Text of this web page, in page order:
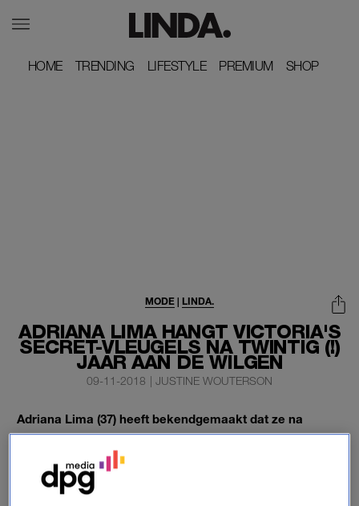
HOME
HOME TRENDING
TRENDING LIFESTYLE
LIFESTYLE PREMIUM
PREMIUM SHOP
SHOP
ADRIANA LIMA HANGT VICTORIA'S
SECRET-VLEUGELS NA TWINTIG (!)
JAAR AAN DE WILGEN
MODE | LINDA.
09-11-2018 | JUSTINE WOUTERSON
Adriana Lima (37) heeft bekendgemaakt dat ze na
twintig jaar trouwe dienst stopt als Victoria’s Secret-
model. Gisteravond liep ze haar achttiende en laatste
show voor het lingerielabel.